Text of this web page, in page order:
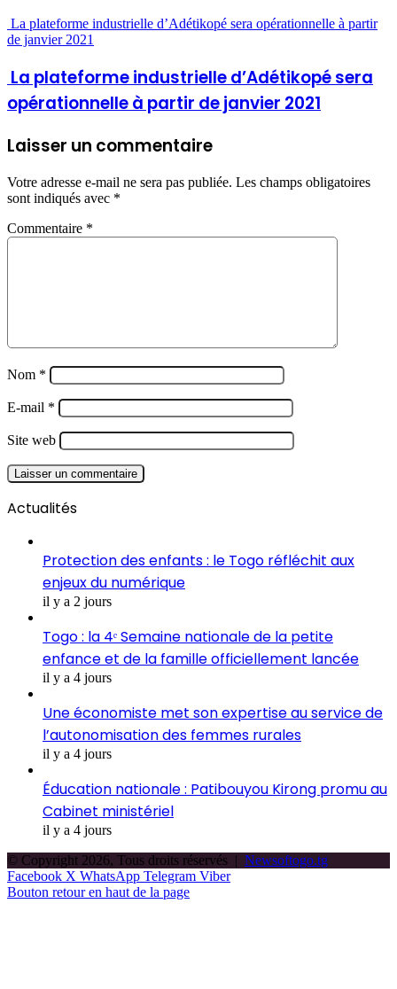
La plateforme industrielle d’Adétikopé sera opérationnelle à partir
de janvier 2021
La plateforme industrielle d’Adétikopé sera
opérationnelle à partir de janvier 2021
Laisser un commentaire
Votre adresse e-mail ne sera pas publiée. Les champs obligatoires
sont indiqués avec *
Commentaire *
Nom *
E-mail *
Site web
Actualités
Protection des enfants : le Togo réfléchit aux
enjeux du numérique
il y a 2 jours
Togo : la 4ᵉ Semaine nationale de la petite
enfance et de la famille officiellement lancée
il y a 4 jours
Une économiste met son expertise au service de
l’autonomisation des femmes rurales
il y a 4 jours
Éducation nationale : Patibouyou Kirong promu au
Cabinet ministériel
il y a 4 jours
© Copyright 2026, Tous droits réservés | Newsoftogo.tg
Facebook X WhatsApp Telegram Viber
Bouton retour en haut de la page